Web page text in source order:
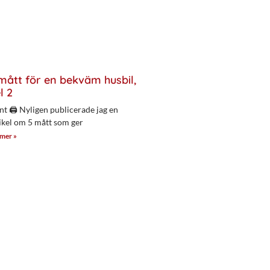
för en bekväm husbil,
2
🖨 Nyligen publicerade jag en
om 5 mått som ger
»